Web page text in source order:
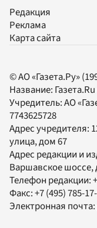
Редакция
Реклама
Карта сайта
© АО «Газета.Ру»
Название: Газета.Ru
Учредитель:АО
7743625728
Адрес учредителя:
улица, дом 67
Адрес редакции и
Варшавское шоссе,
Телефон редакции:
Факс:+7 (495) 785-
Электронная почта: